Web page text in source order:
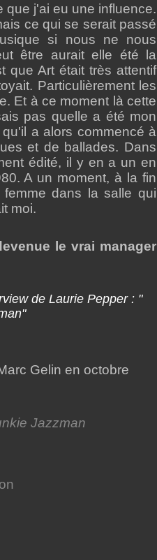
que j'ai eu une influence.
ce qui se serait passé
si nous ne nous
être aurait elle été la
que Art était très attentif
Particulièrement les
Et à ce moment là cette
pas quelle a été mon
a alors commencé à
et de ballades. Dans
édité, il y en a un en
A un moment, à la fin
dans la salle qui
moi.
le vrai manager
de Laurie Pepper : "
Gelin en octobre
Jazzman